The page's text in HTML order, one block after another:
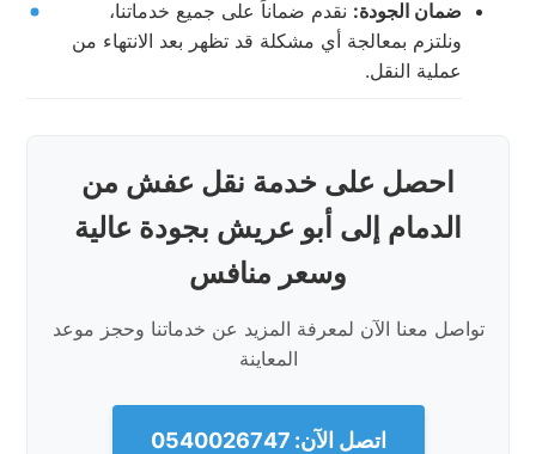
ضمان الجودة: نقدم ضماناً على جميع خدماتنا،
ونلتزم بمعالجة أي مشكلة قد تظهر بعد الانتهاء من
عملية النقل.
احصل على خدمة نقل عفش من
الدمام إلى أبو عريش بجودة عالية
وسعر منافس
تواصل معنا الآن لمعرفة المزيد عن خدماتنا وحجز موعد
المعاينة
اتصل الآن: 0540026747